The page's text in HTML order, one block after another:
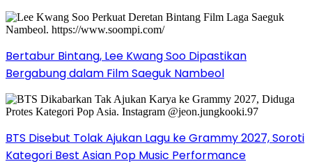
Bertabur Bintang, Lee Kwang Soo Dipastikan
Bergabung dalam Film Saeguk Nambeol
BTS Disebut Tolak Ajukan Lagu ke Grammy 2027, Soroti
Kategori Best Asian Pop Music Performance